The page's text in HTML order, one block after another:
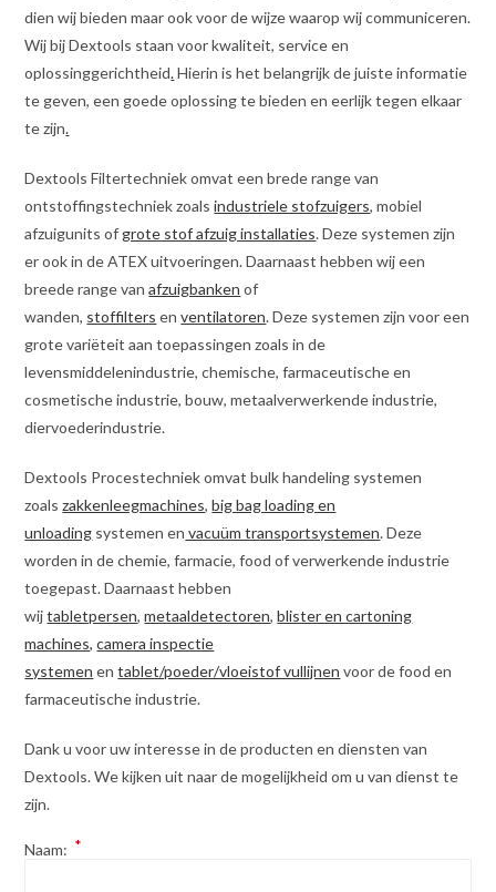
dien wij bieden maar ook voor de wijze waarop wij communiceren.
Wij bij Dextools staan voor kwaliteit, service en
oplossinggerichtheid.Hierin is het belangrijk de juiste informatie
te geven, een goede oplossing te bieden en eerlijk tegen elkaar
te zijn.
Dextools Filtertechniek omvat een brede range van
ontstoffingstechniek zoalsindustriele stofzuigers, mobiel
afzuigunits of grote stof afzuig installaties. Deze systemen zijn
er ook in de ATEX uitvoeringen. Daarnaast hebben wij een
breede range vanafzuigbanken of
wanden, stoffilters enventilatoren. Deze systemen zijn voor een
grote variëteit aan toepassingen zoals in de
levensmiddelenindustrie, chemische, farmaceutische en
cosmetische industrie, bouw, metaalverwerkende industrie,
diervoederindustrie.
Dextools Procestechniek omvat bulk handeling systemen
zoalszakkenleegmachines,big bag loading en
unloading systemen en vacuüm transportsystemen. Deze
worden in de chemie, farmacie, food of verwerkende industrie
toegepast. Daarnaast hebben
wijtabletpersen,metaaldetectoren,blister en cartoning
machines, camera inspectie
systemen entablet/poeder/vloeistof vullijnen voor de food en
farmaceutische industrie.
Dank u voor uw interesse in de producten en diensten van
Dextools. We kijken uit naar de mogelijkheid om u van dienst te
zijn.
Naam: *